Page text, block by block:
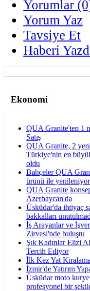
Yorumlar
Yorum Yaz
Tavsiye Et
Haberi
Ekonomi
QUA Granite'ten 1
Satış
QUA Granite, 2
Türkiye'nin en
oldu
Bahçeler QUA
ürünü ile yenileniyor
QUA Granite
Azerbaycan'da
Üsküdar'da ihtiyaç
bakkalları
İş Arayanlar ve
Zirvesi'nde buluştu
Şık Kadınlar Elizi
Tercih Ediyor
İlk Kez Yat
İzmir'de Yatırım
Üsküdar moto kurye
profesyonel bir